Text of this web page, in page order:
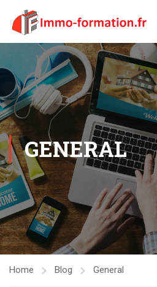
GENERAL
Home Blog General